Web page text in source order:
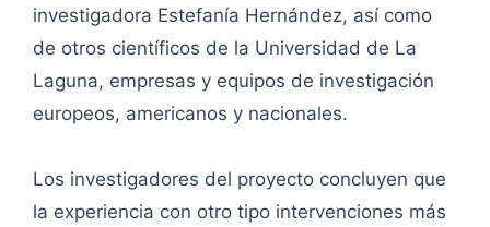
investigadora Estefanía Hernández, así como
de otros científicos de la Universidad de La
Laguna, empresas y equipos de investigación
europeos, americanos y nacionales.
Los investigadores del proyecto concluyen que
la experiencia con otro tipo intervenciones más